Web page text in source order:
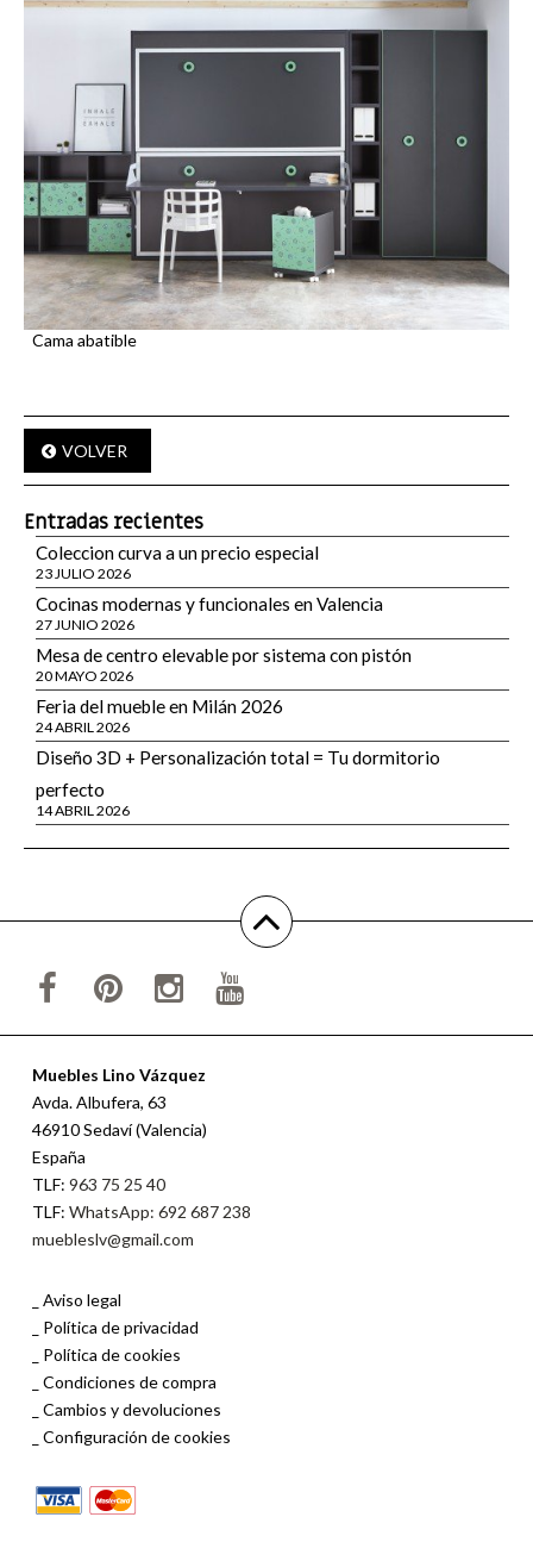
Cama abatible
VOLVER
Entradas recientes
Coleccion curva a un precio especial
23 JULIO 2026
Cocinas modernas y funcionales en Valencia
27 JUNIO 2026
Mesa de centro elevable por sistema con pistón
20 MAYO 2026
Feria del mueble en Milán 2026
24 ABRIL 2026
Diseño 3D + Personalización total = Tu dormitorio
perfecto
14 ABRIL 2026
Muebles Lino Vázquez
Avda. Albufera, 63
46910 Sedaví (Valencia)
España
TLF: 963 75 25 40
TLF: WhatsApp: 692 687 238
muebleslv@gmail.com
Aviso legal
Política de privacidad
Política de cookies
Condiciones de compra
Cambios y devoluciones
Configuración de cookies